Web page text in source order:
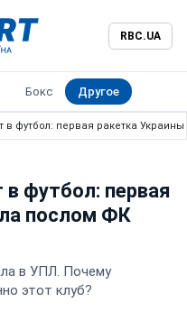
RBC.UA
Бокс Другое
в футбол: первая ракетка
в футбол: первая
послом ФК
в УПЛ. Почему
этот клуб?